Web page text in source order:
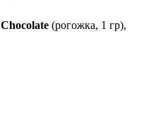
Chocolate (рогожка, 1 гр),